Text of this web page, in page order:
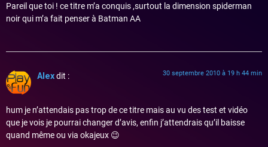
Pareil que toi ! ce titre m’a conquis ,surtout la dimension spiderman
noir qui m’a fait penser à Batman AA
Alexdit : 30 septembre 2010 à 19 h 44 min
hum je n’attendais pas trop de ce titre mais au vu des test et vidéo
que je vois je pourrai changer d’avis, enfin j’attendrais qu’il baisse
quand même ou via okajeux 😉